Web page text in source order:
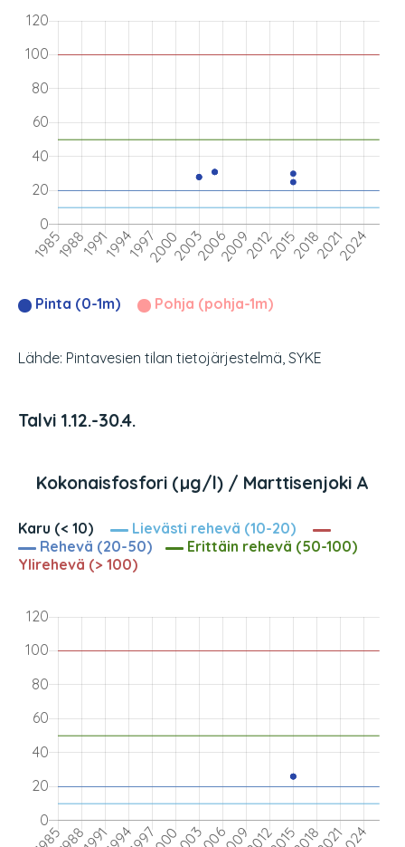
Pinta (0-1m) Pohja (pohja-1m)
Lähde: Pintavesien tilan tietojärjestelmä, SYKE
Talvi 1.12.-30.4.
Kokonaisfosfori (µg/l) / Marttisenjoki A
Karu (< 10)
Lievästi rehevä (10-20)
Rehevä (20-50)
Erittäin rehevä (50-100)
Ylirehevä (> 100)